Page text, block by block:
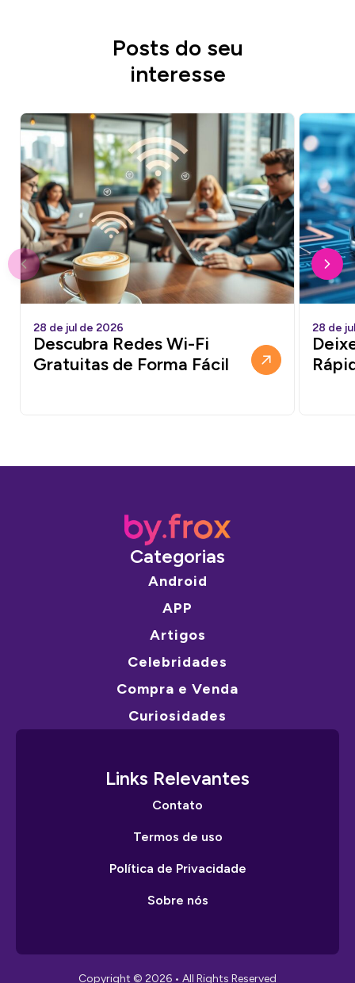
Posts do seu
interesse
28 de jul de 2026
Descubra Redes Wi-Fi
Gratuitas de Forma Fácil
28 de
Categorias
Android
APP
Artigos
Celebridades
Compra e Venda
Curiosidades
Links Relevantes
Contato
Termos de uso
Política de Privacidade
Sobre nós
Copyright © 2026 • All Rights Reserved